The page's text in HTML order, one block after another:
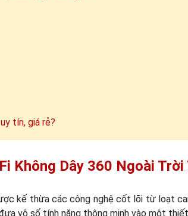
tín, giá rẻ?
Không Dây 360 Ngoài
kế thừa các công nghệ cốt lõi từ loạt
vô số tính năng thông minh vào một